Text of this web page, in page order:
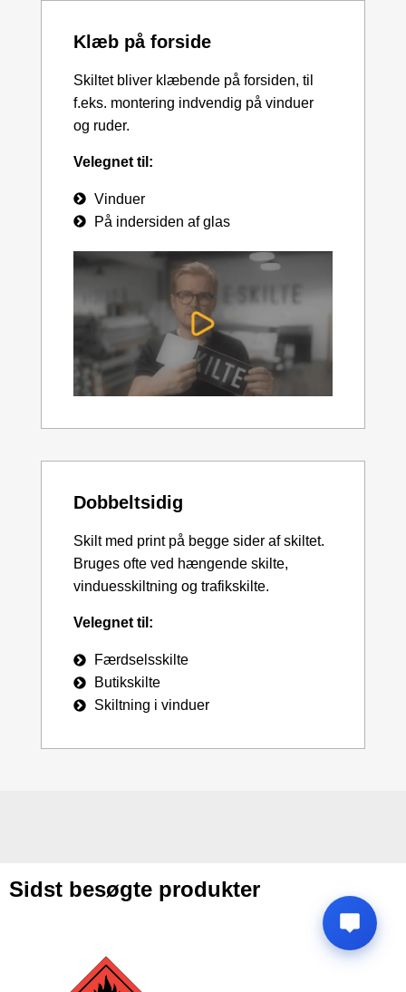
Klæb på forside
Skiltet bliver klæbende på forsiden, til
f.eks. montering indvendig på vinduer
og ruder.
Velegnet til:
Vinduer
På indersiden af glas
Dobbeltsidig
Skilt med print på begge sider af skiltet.
Bruges ofte ved hængende skilte,
vinduesskiltning og trafikskilte.
Velegnet til:
Færdselsskilte
Butikskilte
Skiltning i vinduer
Sidst besøgte produkter